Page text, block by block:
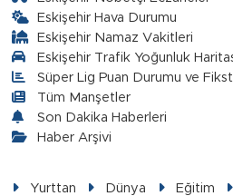
Eskişehir Hava Durumu
Eskişehir Namaz Vakitleri
Eskişehir Trafik Yoğunluk
Süper Lig Puan Durumu ve
Tüm Manşetler
Son Dakika Haberleri
Haber Arşivi
Yurttan Dünya Eğitim